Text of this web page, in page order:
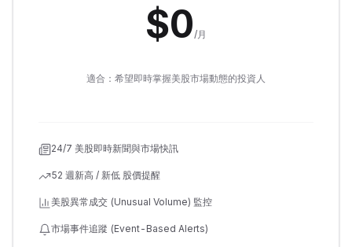
$0/月
適合：希望即時掌握美股市場動態的投資人
24/7 美股即時新聞與市場快訊
52 週新高 / 新低 股價提醒
美股異常成交 (Unusual Volume) 監控
市場事件追蹤 (Event-Based Alerts)